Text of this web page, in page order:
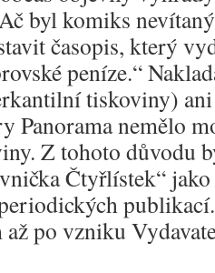
byl komiks
časopis, který
peníze.“
tiskoviny)
Panorama nemělo
Z tohoto důvodu
Čtyřlístek“
až po vzniku